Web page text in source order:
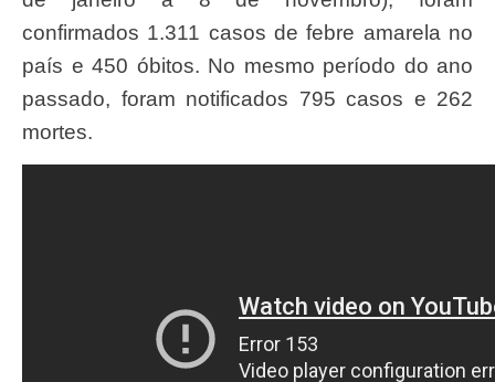
confirmados 1.311 casos de febre amarela no
país e 450 óbitos. No mesmo período do ano
passado, foram notificados 795 casos e 262
mortes.